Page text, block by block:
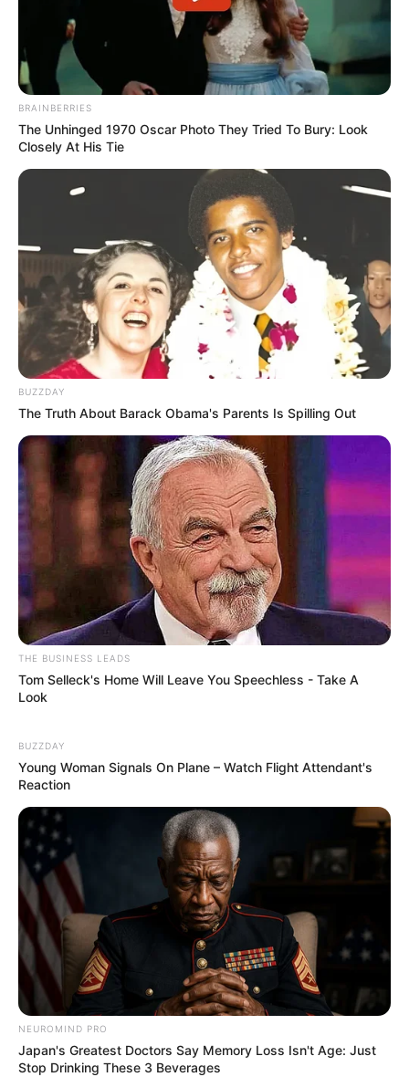
Shabby art boutique
Mesa inteira
Tem uma mesa grande? Ao invés de fazer vários
enfeites, faça um que ocupe um grande espaço,
sem que atrapalhe os convidados na hora de se
servirem.
BRAINBERRIES
The Unhinged 1970 Oscar Photo They Tried To Bury: Look
Closely At His Tie
BUZZDAY
The Truth About Barack Obama's Parents Is Spilling Out
THE BUSINESS LEADS
Tom Selleck's Home Will Leave You Speechless - Take A
Look
BUZZDAY
Young Woman Signals On Plane – Watch Flight Attendant's
Reaction
NEUROMIND PRO
Japan's Greatest Doctors Say Memory Loss Isn't Age: Just
Stop Drinking These 3 Beverages